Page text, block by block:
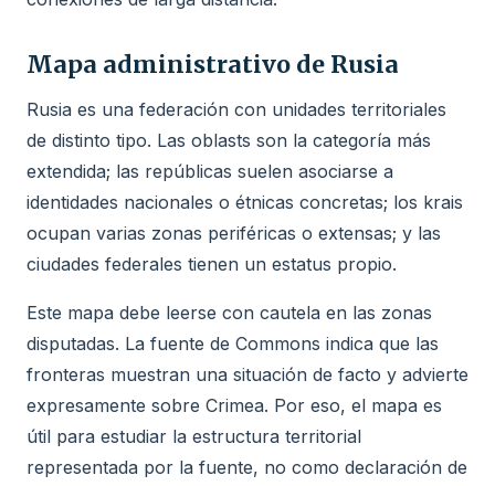
Mapa administrativo de Rusia
Rusia es una federación con unidades territoriales
de distinto tipo. Las oblasts son la categoría más
extendida; las repúblicas suelen asociarse a
identidades nacionales o étnicas concretas; los krais
ocupan varias zonas periféricas o extensas; y las
ciudades federales tienen un estatus propio.
Este mapa debe leerse con cautela en las zonas
disputadas. La fuente de Commons indica que las
fronteras muestran una situación de facto y advierte
expresamente sobre Crimea. Por eso, el mapa es
útil para estudiar la estructura territorial
representada por la fuente, no como declaración de